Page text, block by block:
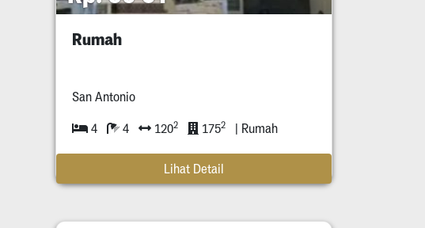
Rumah
San Antonio
4 4 1202 1752 | Rumah
Lihat Detail